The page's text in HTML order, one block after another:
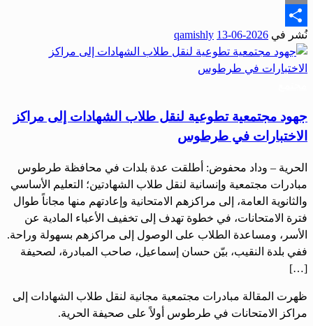
Email
Share
نُشر في 2026-06-13
qamishly
جهود مجتمعية تطوعية لنقل طلاب الشهادات إلى مراكز
الاختبارات في طرطوس
الحرية – وداد محفوض: أطلقت عدة بلدات في محافظة طرطوس
مبادرات مجتمعية وإنسانية لنقل طلاب الشهادتين؛ التعليم الأساسي
والثانوية العامة، إلى مراكزهم الامتحانية وإعادتهم منها مجاناً طوال
فترة الامتحانات، في خطوة تهدف إلى تخفيف الأعباء المادية عن
الأسر، ومساعدة الطلاب على الوصول إلى مراكزهم بسهولة وراحة.
ففي بلدة النقيب، بيّن حسان إسماعيل، صاحب المبادرة، لصحيفة
[…]
ظهرت المقالة مبادرات مجتمعية مجانية لنقل طلاب الشهادات إلى
مراكز الامتحانات في طرطوس أولاً على صحيفة الحرية.